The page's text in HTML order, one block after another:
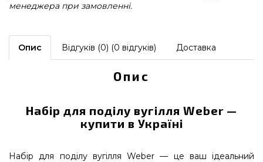
менеджера при замовленні.
Опис Відгуків (0) (0 відгуків) Доставка
Опис
Набір для поділу вугілля Weber —
купити в Україні
Набір для поділу вугілля Weber — це ваш ідеальний